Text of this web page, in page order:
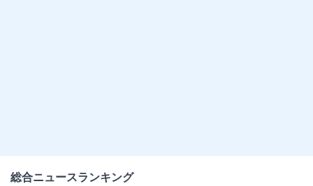
総合ニュースランキング